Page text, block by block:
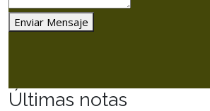
Enviar Mensaje
Últimas notas